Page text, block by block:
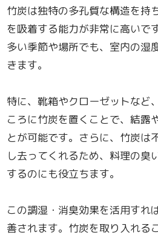
竹炭は独特の多孔質な構造を持
を吸着する能力が非常に高いで
多い季節や場所でも、室内の湿
きます。
特に、靴箱やクローゼットなど
ころに竹炭を置くことで、結露
とが可能です。さらに、竹炭は
し去ってくれるため、料理の臭
するのにも役立ちます。
この調湿・消臭効果を活用すれ
善されます。竹炭を取り入れる